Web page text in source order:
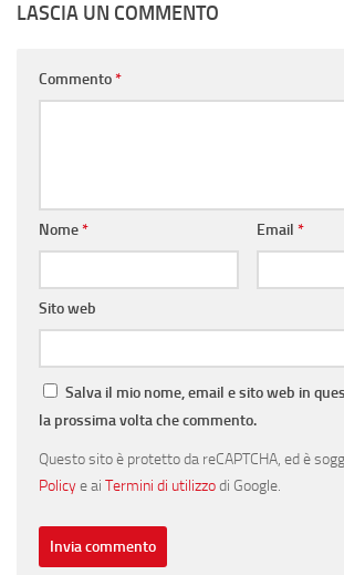
LASCIA UN COMMENTO
Commento*
Nome* Email *
Sito web
Salva il mio nome, email e sito web in
la prossima volta che commento.
Questo sito è protetto da reCAPTCHA, ed è
Policye ai Termini di utilizzodi Google.